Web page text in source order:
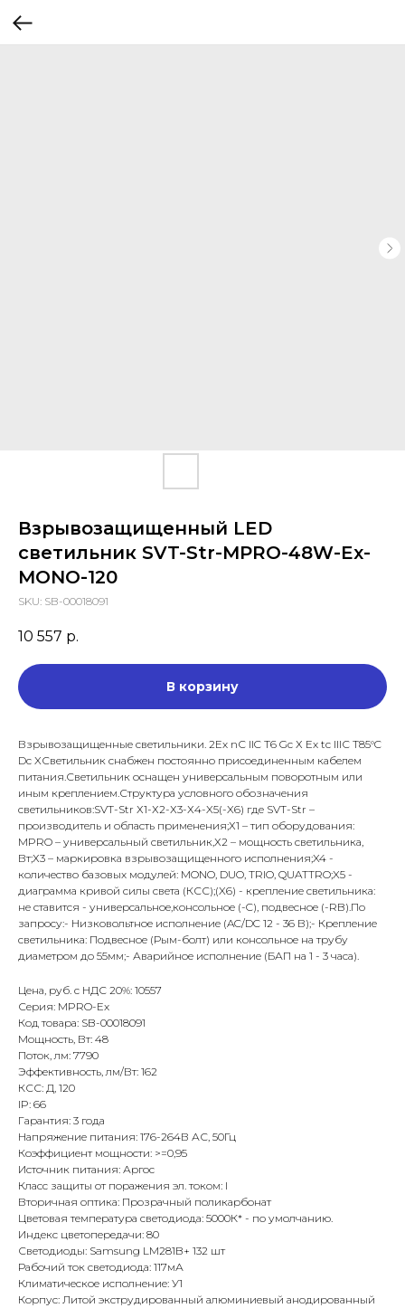
Взрывозащищенный LED
светильник SVT-Str-MPRO-48W-Ex-
MONO-120
SKU: SB-00018091
10 557 р.
В корзину
Взрывозащищенные светильники. 2Ех nС IIC T6 Gc Х Ex tc IIIС T85°C
Dc XСветильник снабжен постоянно присоединенным кабелем
питания.Светильник оснащен универсальным поворотным или
иным креплением.Структура условного обозначения
светильников:SVT-Str Х1-Х2-Х3-Х4-X5(-X6) где SVT-Str –
производитель и область применения;Х1 – тип оборудования:
MPRO – универсальный светильник,Х2 – мощность светильника,
Вт;Х3 – маркировка взрывозащищенного исполнения;X4 -
количество базовых модулей: MONO, DUO, TRIO, QUATTRO;X5 -
диаграмма кривой силы света (КСС);(X6) - крепление светильника:
не ставится - универсальное,консольное (-C), подвесное (-RB).По
запросу:- Низковольтное исполнение (AC/DC 12 - 36 В);- Крепление
светильника: Подвесное (Рым-болт) или консольное на трубу
диаметром до 55мм;- Аварийное исполнение (БАП на 1 - 3 часа).
Цена, руб. с НДС 20%: 10557
Серия: MPRO-Ex
Код товара: SB-00018091
Мощность, Вт: 48
Поток, лм: 7790
Эффективность, лм/Вт: 162
КСС: Д, 120
IP: 66
Гарантия: 3 года
Напряжение питания: 176-264В АС, 50Гц
Коэффициент мощности: >=0,95
Источник питания: Аргос
Класс защиты от поражения эл. током: I
Вторичная оптика: Прозрачный поликарбонат
Цветовая температура светодиода: 5000К* - по умолчанию.
Индекс цветопередачи: 80
Светодиоды: Samsung LM281B+ 132 шт
Рабочий ток светодиода: 117мА
Климатическое исполнение: У1
Корпус: Литой экструдированный алюминиевый анодированный